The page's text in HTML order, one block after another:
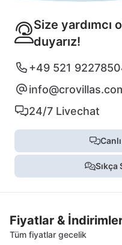
Size yardımcı
duyarız!
+49 521
24/7 Livechat
Fiyatlar &
Tüm fiyatlar gecelik